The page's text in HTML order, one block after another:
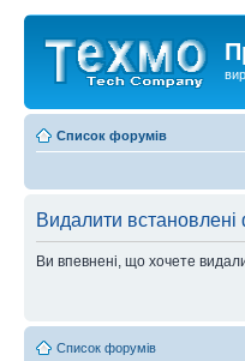
Список форумів
Видалити
Ви впевнені, що хочете
Список форумів